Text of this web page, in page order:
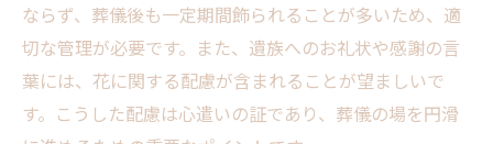
ならず、葬儀後も一定期間飾られることが多いため、適
切な管理が必要です。また、遺族へのお礼状や感謝の言
葉には、花に関する配慮が含まれることが望ましいで
す。こうした配慮は心遣いの証であり、葬儀の場を円滑